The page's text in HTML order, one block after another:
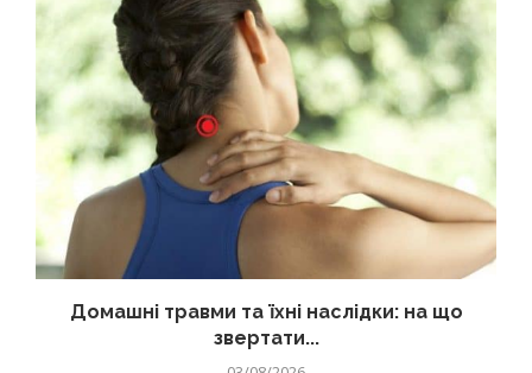
Домашні травми та їхні наслідки: на що
звертати...